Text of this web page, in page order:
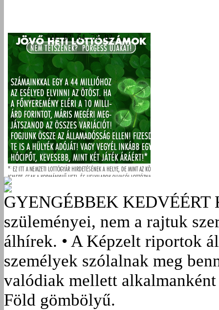
GYENGÉBBEK KEDVÉÉRT
szüleményei, nem a rajtuk
álhírek. • A Képzelt riportok
személyek szólalnak meg
valódiak mellett
Föld gömbölyű.